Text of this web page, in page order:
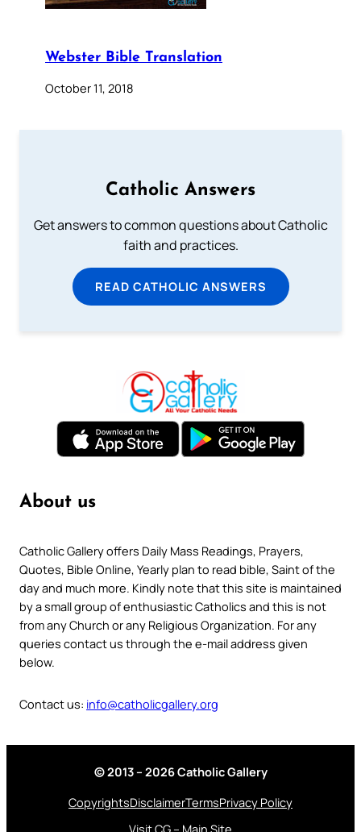
Webster Bible Translation
October 11, 2018
Catholic Answers
Get answers to common questions about Catholic
faith and practices.
READ CATHOLIC ANSWERS
About us
Catholic Gallery offers Daily Mass Readings, Prayers,
Quotes, Bible Online, Yearly plan to read bible, Saint of the
day and much more. Kindly note that this site is maintained
by a small group of enthusiastic Catholics and this is not
from any Church or any Religious Organization. For any
queries contact us through the e-mail address given
below.
Contact us: info@catholicgallery.org
© 2013 – 2026 Catholic Gallery
CopyrightsDisclaimerTermsPrivacy Policy
Visit CG – Main Site